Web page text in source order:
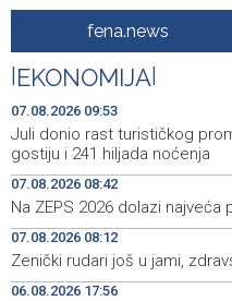
U Sarajevu počelo
09:32 Crnogorska vlada
09:31
Bećirović na
Cazina:Slobodarski narod
09:27
'Gastro Livno 2026.'
proizvođače
09:25
Crishock posjetio
za nastavak saradnje
fena.news
EKONOMIJA
07.08.2026 09:53
Juli donio rast turističkog
gostiju i 241 hiljada noćenja
07.08.2026 08:42
Na ZEPS 2026 dolazi
07.08.2026 08:12
Zenički rudari još u jami,
06.08.2026 17:56